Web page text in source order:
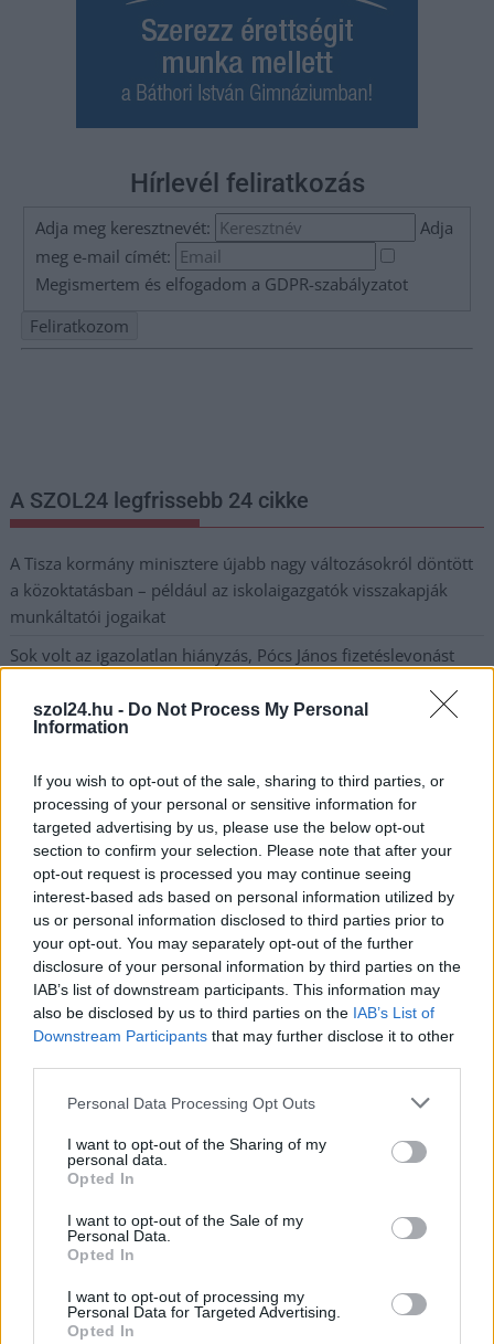
szol24.hu - Do Not Process My Personal
Information
If you wish to opt-out of the sale, sharing to third parties, or
processing of your personal or sensitive information for
targeted advertising by us, please use the below opt-out
section to confirm your selection. Please note that after your
opt-out request is processed you may continue seeing
interest-based ads based on personal information utilized by
us or personal information disclosed to third parties prior to
your opt-out. You may separately opt-out of the further
disclosure of your personal information by third parties on the
IAB’s list of downstream participants. This information may
also be disclosed by us to third parties on the IAB’s List of
Downstream Participants that may further disclose it to other
Please note that this website/app uses one or more Google
not limited to your visit or usage behaviour. You may click to
grant or deny consent to Google and its third-party tags to
use your data for below specified purposes in below Google
consent section.
Personal Data Processing Opt Outs
I want to opt-out of the Sharing of my
personal data.
Opted In
I want to opt-out of the Sale of my
Personal Data.
Opted In
I want to opt-out of processing my
Personal Data for Targeted Advertising.
Opted In
Hírlevél feliratkozás
Adja meg keresztnevét:
Adja
meg e-mail címét:
Megismertem és elfogadom a GDPR-szabályzatot
A SZOL24 legfrissebb 24 cikke
A Tisza kormány minisztere újabb nagy változásokról döntött
a közoktatásban – például az iskolaigazgatók visszakapják
munkáltatói jogaikat
Sok volt az igazolatlan hiányzás, Pócs János fizetéslevonást
A Szolnok megyei gazdák nagyon nem akarták a JÉGER
Csendélet 5.0: alig balesetveszélyes lépcső és remek
állapotban levő buszmegálló mutatja, hogy Szolnok mennyire
élhető város
Pénteken újra csökken a benzin és a gázolaj ára is
Napokon belül megválasztja az új köztársasági elnököt az
Országgyűlés
Kiterjedt tüzek pusztítanak az országban, köztük Karcagon
Harmadfokú hőségriasztás az országban: Szolnokon klímát
javítottak, helikoptereket is bevetettek a tüzeknél
számoltak be a szolnoki börtönből
Váratlan fennakadás borította fel a Szolnok–Kecskemét
vasútvonal közlekedését
A polgármester a szolnoki cégekhez fordult: több száz
elbocsátott dolgozón segítene
kerékpárgyártás meghatározó szereplője